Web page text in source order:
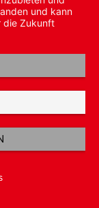
und kann
die Zukunft